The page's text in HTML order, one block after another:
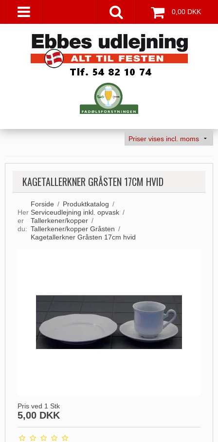
0,00 DKK
KAGETALLERKNER GRÅSTEN 17CM HVID
Her
er
du:
Forside / Produktkatalog /
Serviceudlejning inkl. opvask /
Tallerkener/kopper /
Tallerkener/kopper Gråsten /
Kagetallerkner Gråsten 17cm hvid
Pris ved 1 Stk
5,00 DKK